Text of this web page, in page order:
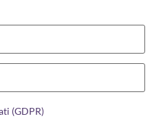
(GDPR)